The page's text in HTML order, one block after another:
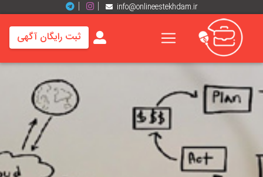
info@onlineestekhdam.ir
خانه
های
شغلی
ثبت رایگان آگهی